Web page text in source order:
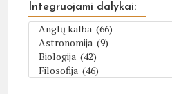
Integruojami dalykai: